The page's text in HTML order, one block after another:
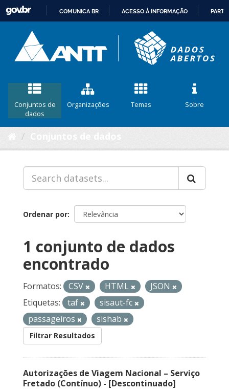
CONTEÚDO
COMUNICA BR ACESSO À INFORMAÇÃO
Conjuntos de
dados
Organizações Temas Sobre
Ordenar por
1 conjunto de dados
encontrado
Formatos: CSV HTML
JSON
Etiquetas:
taf
sisaut-fc
passageiros
sishab
Filtrar Resultados
Autorizações de Viagem Nacional – Serviço
Fretado (Contínuo) - [Descontinuado]